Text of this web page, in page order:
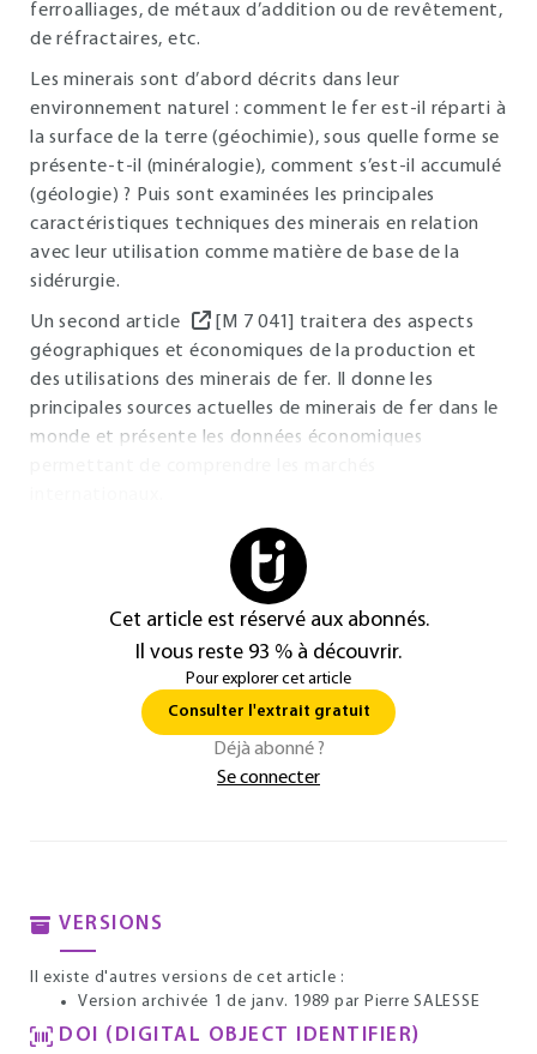
ferroalliages, de métaux d’addition ou de revêtement,
de réfractaires, etc.
Les minerais sont d’abord décrits dans leur
environnement naturel : comment le fer est-il réparti à
la surface de la terre (géochimie), sous quelle forme se
présente-t-il (minéralogie), comment s’est-il accumulé
(géologie) ? Puis sont examinées les principales
caractéristiques techniques des minerais en relation
avec leur utilisation comme matière de base de la
sidérurgie.
Un second article
[M 7 041] traitera des aspects
géographiques et économiques de la production et
des utilisations des minerais de fer. Il donne les
principales sources actuelles de minerais de fer dans le
monde et présente les données économiques
Cet article est réservé aux abonnés.
Il vous reste 93 % à découvrir.
Pour explorer cet article
Consulter l'extrait gratuit
Déjà abonné ?
Se connecter
VERSIONS
Il existe d'autres versions de cet article :
Version archivée 1 de janv. 1989 par Pierre SALESSE
DOI (DIGITAL OBJECT IDENTIFIER)